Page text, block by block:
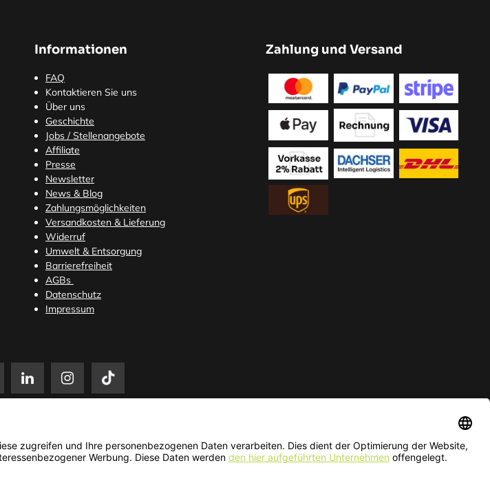
Informationen
FAQ
Kontaktieren Sie uns
Über uns
Geschichte
Jobs / Stellenangebote
Affiliate
Presse
Newsletter
News & Blog
Zahlungsmöglichkeiten
Versandkosten & Lieferung
Widerruf
Umwelt & Entsorgung
Barrierefreiheit
AGBs
Datenschutz
Impressum
Zahlung und Versand